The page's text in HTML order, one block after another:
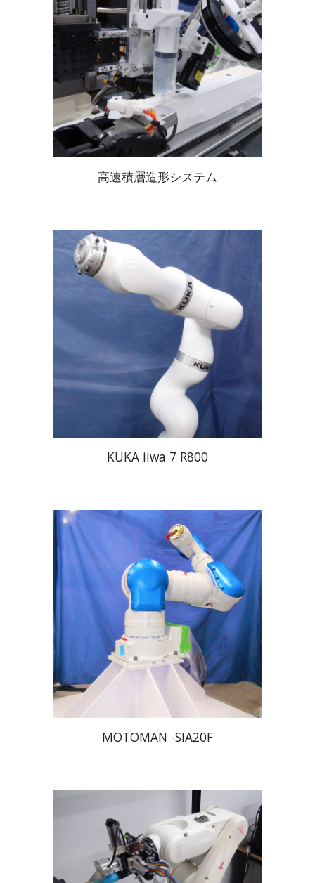
高速積層造形システム
KUKA iiwa 7 R800
MOTOMAN -SIA20F